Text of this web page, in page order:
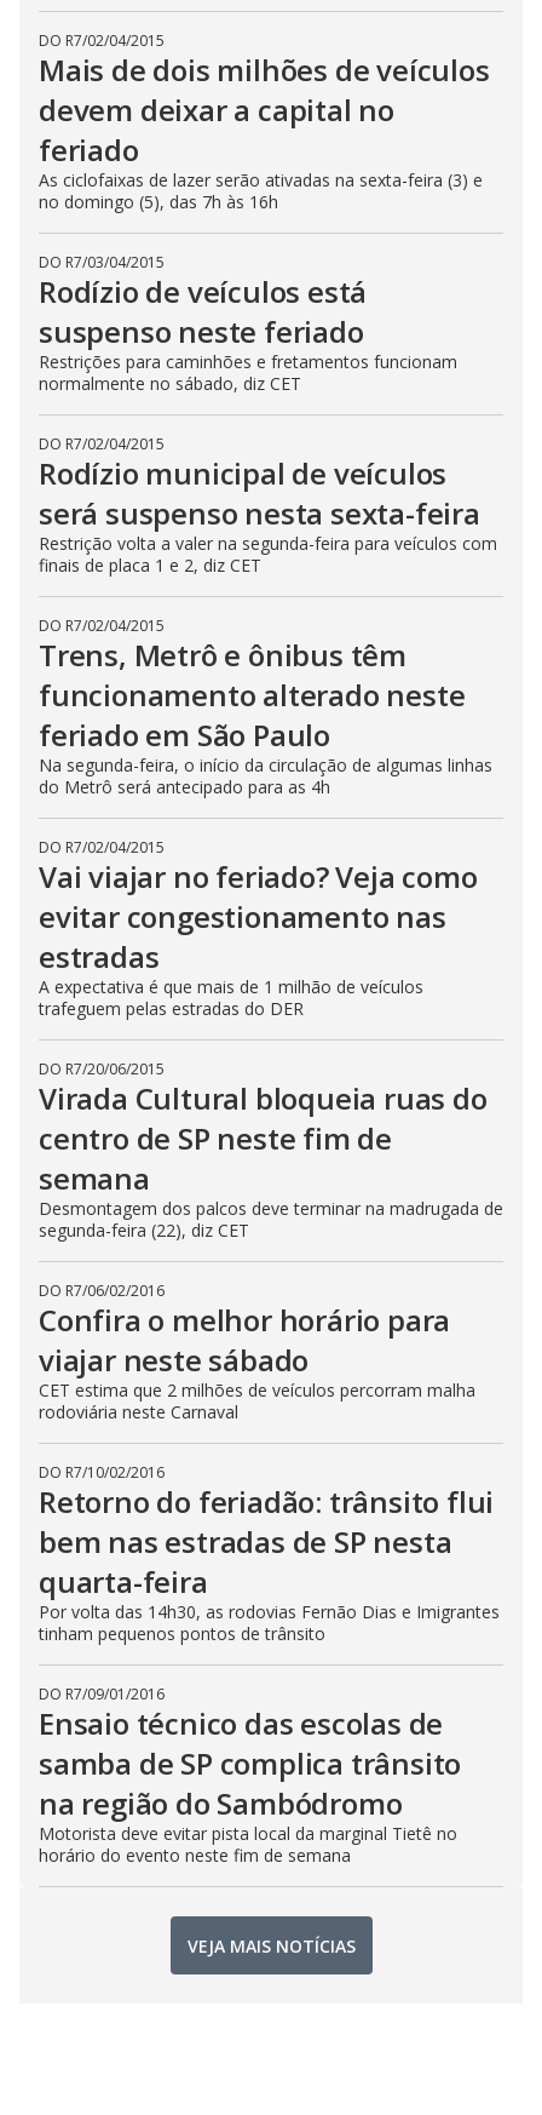
DO R7/02/04/2015
Mais de dois milhões de veículos
devem deixar a capital no
feriado
As ciclofaixas de lazer serão ativadas na sexta-feira (3) e
no domingo (5), das 7h às 16h
DO R7/03/04/2015
Rodízio de veículos está
suspenso neste feriado
Restrições para caminhões e fretamentos funcionam
normalmente no sábado, diz CET
DO R7/02/04/2015
Rodízio municipal de veículos
será suspenso nesta sexta-feira
Restrição volta a valer na segunda-feira para veículos com
finais de placa 1 e 2, diz CET
DO R7/02/04/2015
Trens, Metrô e ônibus têm
funcionamento alterado neste
feriado em São Paulo
Na segunda-feira, o início da circulação de algumas linhas
do Metrô será antecipado para as 4h
DO R7/02/04/2015
Vai viajar no feriado? Veja como
evitar congestionamento nas
estradas
A expectativa é que mais de 1 milhão de veículos
trafeguem pelas estradas do DER
DO R7/20/06/2015
Virada Cultural bloqueia ruas do
centro de SP neste fim de
semana
Desmontagem dos palcos deve terminar na madrugada de
segunda-feira (22), diz CET
DO R7/06/02/2016
Confira o melhor horário para
viajar neste sábado
CET estima que 2 milhões de veículos percorram malha
rodoviária neste Carnaval
DO R7/10/02/2016
Retorno do feriadão: trânsito flui
bem nas estradas de SP nesta
quarta-feira
Por volta das 14h30, as rodovias Fernão Dias e Imigrantes
tinham pequenos pontos de trânsito
DO R7/09/01/2016
Ensaio técnico das escolas de
samba de SP complica trânsito
na região do Sambódromo
Motorista deve evitar pista local da marginal Tietê no
horário do evento neste fim de semana
VEJA MAIS NOTÍCIAS